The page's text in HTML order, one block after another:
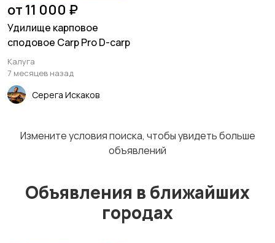
Бланки для удилищ
от 11 000 ₽
Удилище карповое
сподовое Carp Pro D-carp
Калуга
7 месяцев назад
Серега Искаков
Измените условия поиска, чтобы увидеть больше
объявлений
Объявления в ближайших
городах